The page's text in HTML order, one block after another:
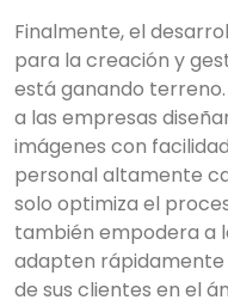
Finalmente, el
para la creación y
está ganando
a las empresas
imágenes con
personal altamente
solo optimiza el
también empodera a
adapten rápidamente
de sus clientes en el